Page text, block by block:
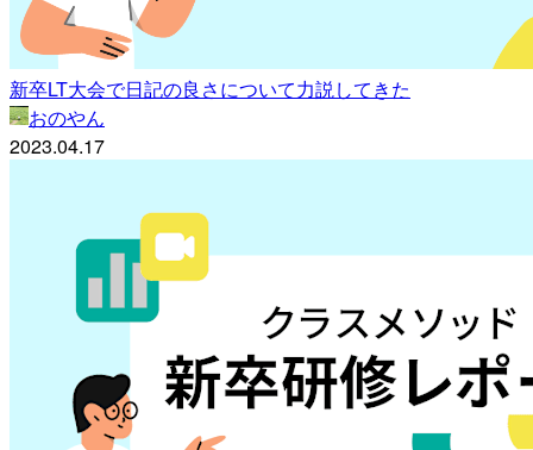
新卒LT大会で日記の良さについて力説してきた
おのやん
2023.04.17